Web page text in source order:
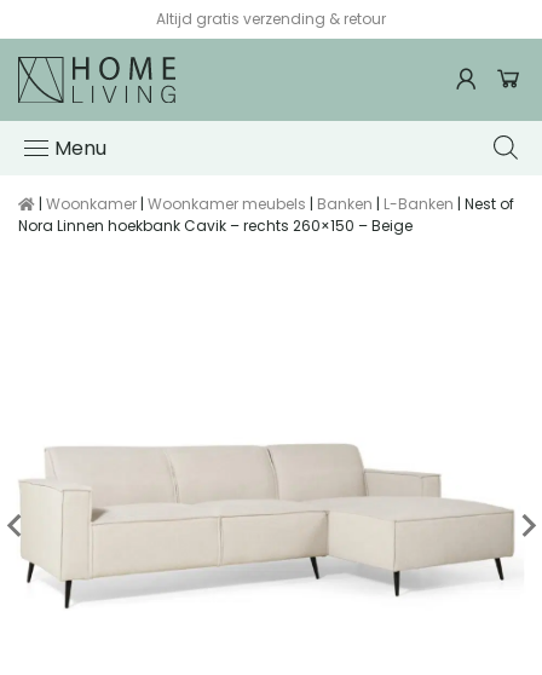
Altijd gratis verzending & retour
Menu
| Woonkamer | Woonkamer meubels | Banken | L-Banken | Nest of
Nora Linnen hoekbank Cavik – rechts 260×150 – Beige